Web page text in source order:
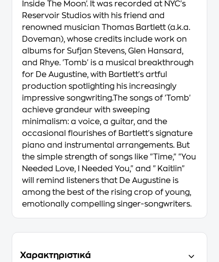
Inside The Moon'. It was recorded at NYC's
Reservoir Studios with his friend and
renowned musician Thomas Bartlett (a.k.a.
Doveman), whose credits include work on
albums for Sufjan Stevens, Glen Hansard,
and Rhye. 'Tomb' is a musical breakthrough
for De Augustine, with Bartlett's artful
production spotlighting his increasingly
impressive songwriting.The songs of 'Tomb'
achieve grandeur with sweeping
minimalism: a voice, a guitar, and the
occasional flourishes of Bartlett's signature
piano and instrumental arrangements. But
the simple strength of songs like "Time," "You
Needed Love, I Needed You," and "Kaitlin"
will remind listeners that De Augustine is
among the best of the rising crop of young,
emotionally compelling singer-songwriters.
Χαρακτηριστικά